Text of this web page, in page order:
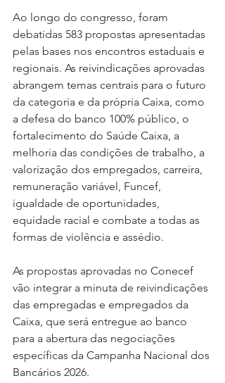
Ao longo do congresso, foram
debatidas 583 propostas apresentadas
pelas bases nos encontros estaduais e
regionais. As reivindicações aprovadas
abrangem temas centrais para o futuro
da categoria e da própria Caixa, como
a defesa do banco 100% público, o
fortalecimento do Saúde Caixa, a
melhoria das condições de trabalho, a
valorização dos empregados, carreira,
remuneração variável, Funcef,
igualdade de oportunidades,
equidade racial e combate a todas as
formas de violência e assédio.
As propostas aprovadas no Conecef
vão integrar a minuta de reivindicações
das empregadas e empregados da
Caixa, que será entregue ao banco
para a abertura das negociações
específicas da Campanha Nacional dos
Bancários 2026.